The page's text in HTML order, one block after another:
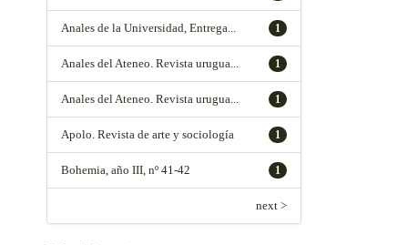
1
Anales de la Universidad, Entrega...
1
Anales del Ateneo. Revista urugua...
1
Anales del Ateneo. Revista urugua...
1
Apolo. Revista de arte y sociología
1
Bohemia, año III, nº 41-42
next >